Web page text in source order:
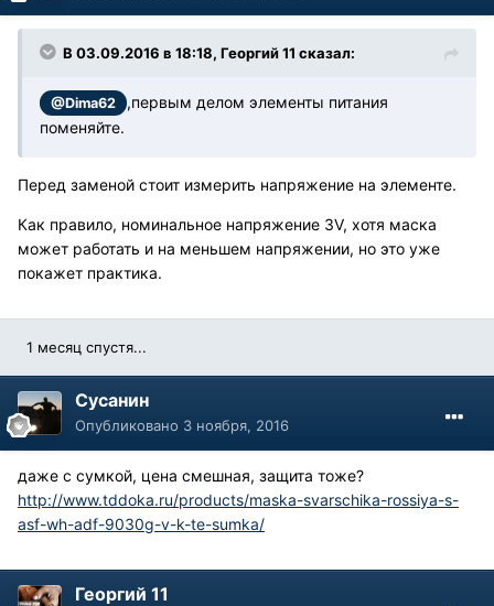
В 03.09.2016 в 18:18, Георгий 11 сказал:
@Dima62
,первым делом элементы питания
поменяйте.
Перед заменой стоит измерить напряжение на элементе.
Как правило, номинальное напряжение 3V, хотя маска
может работать и на меньшем напряжении, но это уже
покажет практика.
1 месяц спустя...
Сусанин
Опубликовано 3 ноября, 2016
даже с сумкой, цена смешная, защита тоже?
http://www.tddoka.ru/products/maska-svarschika-rossiya-s-
asf-wh-adf-9030g-v-k-te-sumka/
Георгий 11